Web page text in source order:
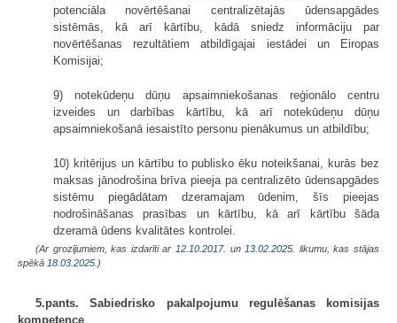
potenciāla novērtēšanai centralizētajās ūdensapgādes
sistēmās, kā arī kārtību, kādā sniedz informāciju par
novērtēšanas rezultātiem atbildīgajai iestādei un Eiropas
Komisijai;
9) notekūdeņu dūņu apsaimniekošanas reģionālo centru
izveides un darbības kārtību, kā arī notekūdeņu dūņu
apsaimniekošanā iesaistīto personu pienākumus un atbildību;
10) kritērijus un kārtību to publisko ēku noteikšanai, kurās bez
maksas jānodrošina brīva pieeja pa centralizēto ūdensapgādes
sistēmu piegādātam dzeramajam ūdenim, šīs pieejas
nodrošināšanas prasības un kārtību, kā arī kārtību šāda
dzeramā ūdens kvalitātes kontrolei.
(Ar grozījumiem, kas izdarīti ar 12.10.2017. un13.02.2025. likumu, kas stājas
spēkā 18.03.2025.)
5.pants. Sabiedrisko pakalpojumu regulēšanas komisijas
kompetence